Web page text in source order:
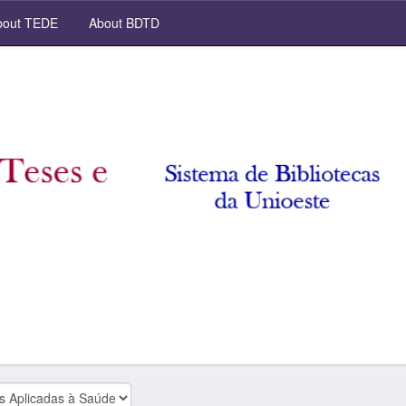
TEDE About BDTD